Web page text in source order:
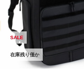
SALE
在庫残り僅か